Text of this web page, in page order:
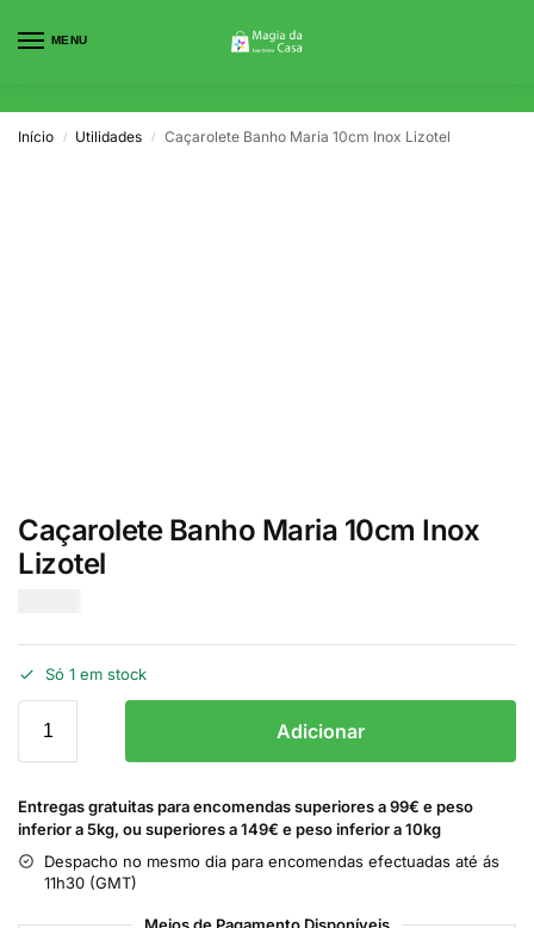
MENU
Início / Utilidades / Caçarolete Banho Maria 10cm Inox Lizotel
Caçarolete Banho Maria 10cm Inox
Lizotel
Só 1 em stock
Adicionar
Entregas gratuitas para encomendas superiores a 99€ e peso
inferior a 5kg, ou superiores a 149€ e peso inferior a 10kg
Despacho no mesmo dia para encomendas efectuadas até ás
11h30 (GMT)